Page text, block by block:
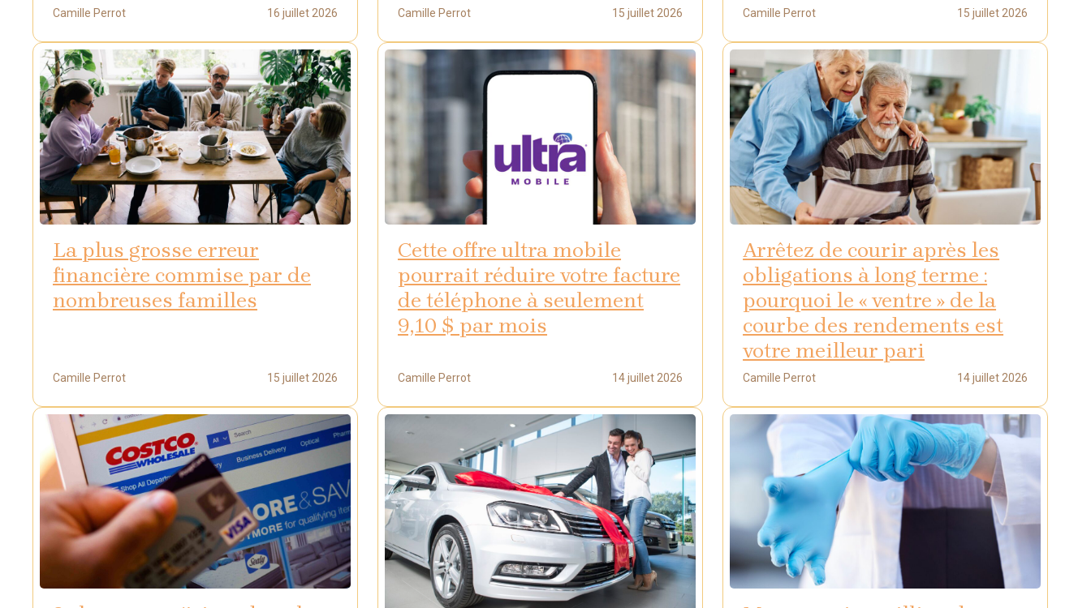
Camille Perrot 16 juillet 2026 Camille Perrot 15 juillet 2026 Camille Perrot 15 juillet 2026
La plus grosse erreur
financière commise par de
nombreuses familles
Camille Perrot 15 juillet 2026
Cette offre ultra mobile
pourrait réduire votre facture
de téléphone à seulement
9,10 $ par mois
Camille Perrot 14 juillet 2026
Arrêtez de courir après les
obligations à long terme :
pourquoi le « ventre » de la
courbe des rendements est
votre meilleur pari
Camille Perrot 14 juillet 2026